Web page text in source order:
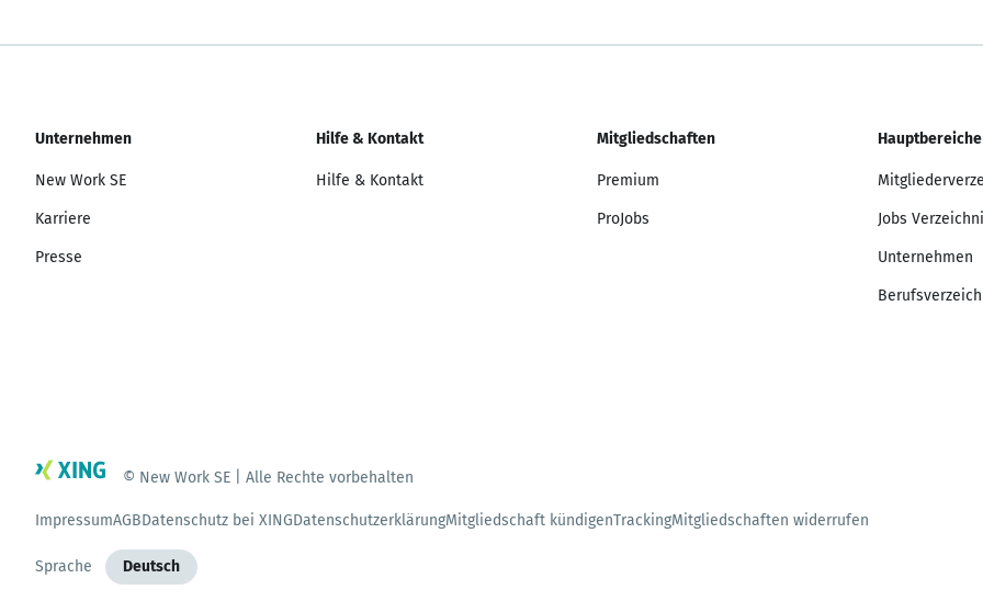
Unternehmen
New Work SE
Karriere
Presse
Hilfe & Kontakt
Hilfe & Kontakt
Mitgliedschaften
Premium
ProJobs
Hauptbereiche
Jobs
Unternehmen
© New Work SE | Alle Rechte vorbehalten
ImpressumAGBDatenschutz bei XINGDatenschutzerklärungMitgliedschaft kündigenTrackingMitgliedschaften widerrufen
Sprache Deutsch